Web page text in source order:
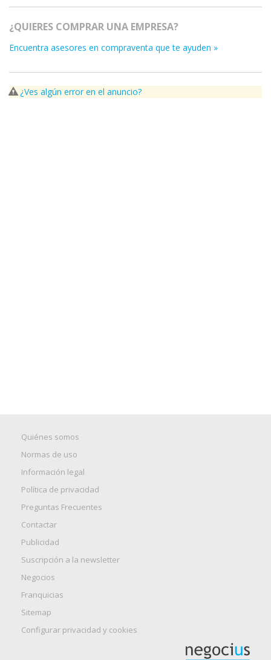
¿QUIERES COMPRAR UNA EMPRESA?
Encuentra asesores en compraventa que te ayuden »
¿Ves algún error en el anuncio?
Quiénes somos
Normas de uso
Información legal
Política de privacidad
Preguntas Frecuentes
Contactar
Publicidad
Suscripción a la newsletter
Negocios
Franquicias
Sitemap
Configurar privacidad y cookies